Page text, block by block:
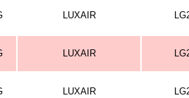
LUXAIR
LUXAIR
LUXAIR